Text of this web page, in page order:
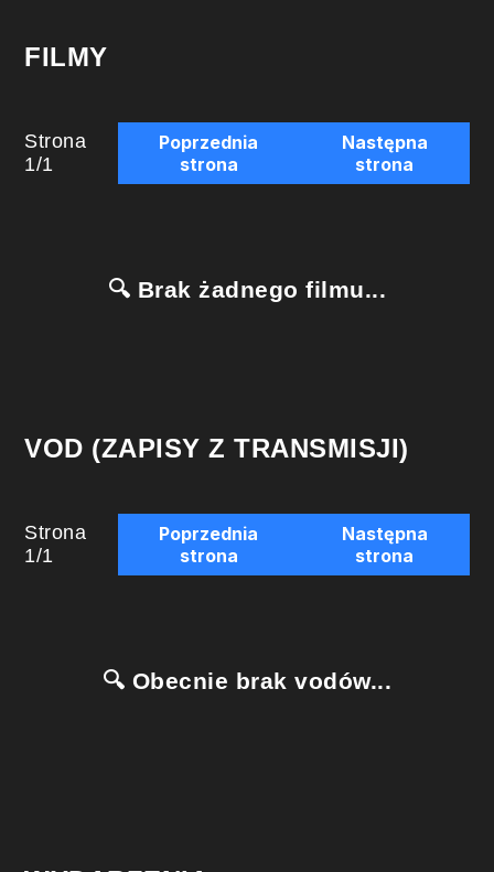
FILMY
Strona
1/1
Poprzednia
strona
Następna
strona
🔍 Brak żadnego filmu...
VOD (ZAPISY Z TRANSMISJI)
Strona
1/1
Poprzednia
strona
Następna
strona
🔍 Obecnie brak vodów...